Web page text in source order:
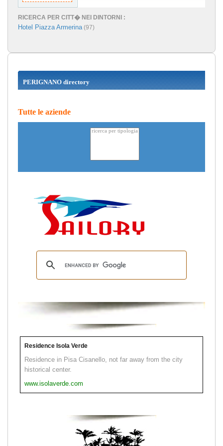
RICERCA PER CITT� NEI DINTORNI :
Hotel Piazza Armerina(97)
PERIGNANO directory
Tutte le aziende
Residence Isola Verde
Residence in Pisa Cisanello, not far away from the city
historical center.
www.isolaverde.com